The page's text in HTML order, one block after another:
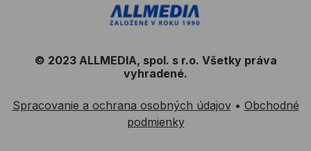
© 2023 ALLMEDIA, spol. s r.o. Všetky práva
vyhradené.
Spracovanie a ochrana osobných údajov• Obchodné
podmienky